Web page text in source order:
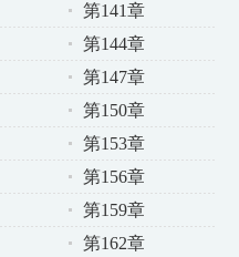
第141章
第144章
第147章
第150章
第153章
第156章
第159章
第162章